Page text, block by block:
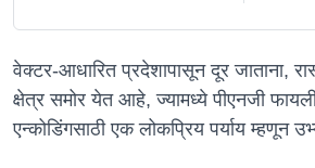
वेक्टर-आधारित प्रदेशापासून दूर जाताना,
क्षेत्र समोर येत आहे, ज्यामध्ये पीएनजी
एन्कोडिंगसाठी एक लोकप्रिय पर्याय म्हणून